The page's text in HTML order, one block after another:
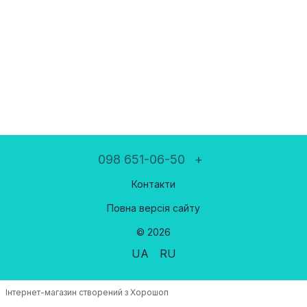
098 651-06-50 +
Контакти
Повна версія сайту
© 2026
UA RU
Інтернет-магазин створений з Хорошоп